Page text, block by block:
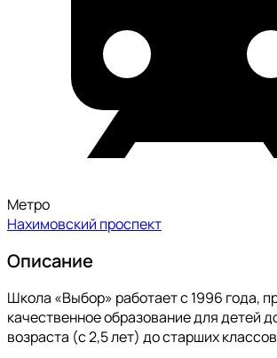
Метро
Нахимовский проспект
Описание
Школа «Выбор» работает с 1996 года,
качественное образование для детей
возраста (с 2,5 лет) до старших